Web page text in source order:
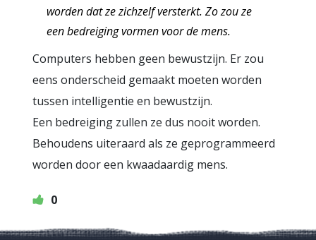
worden dat ze zichzelf versterkt. Zo zou ze
een bedreiging vormen voor de mens.
Computers hebben geen bewustzijn. Er zou
eens onderscheid gemaakt moeten worden
tussen intelligentie en bewustzijn.
Een bedreiging zullen ze dus nooit worden.
Behoudens uiteraard als ze geprogrammeerd
worden door een kwaadaardig mens.
0